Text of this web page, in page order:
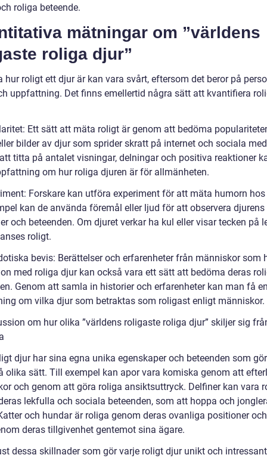
roliga beteende.
mätningar om ”världens
roliga djur”
hur roligt ett djur är kan vara svårt, eftersom det beror på
uppfattning. Det finns emellertid några sätt att kvantifiera
Ett sätt att mäta roligt är genom att bedöma
bilder av djur som sprider skratt på internet och sociala
titta på antalet visningar, delningar och positiva reaktioner
om hur roliga djuren är för allmänheten.
Forskare kan utföra experiment för att mäta humorn hos
kan de använda föremål eller ljud för att observera djurens
och beteenden. Om djuret verkar ha kul eller visar tecken på
roligt.
bevis: Berättelser och erfarenheter från människor som
med roliga djur kan också vara ett sätt att bedöma deras
Genom att samla in historier och erfarenheter kan man få
om vilka djur som betraktas som roligast enligt människor.
om hur olika ”världens roligaste roliga djur” skiljer sig
djur har sina egna unika egenskaper och beteenden som
olika sätt. Till exempel kan apor vara komiska genom att
och genom att göra roliga ansiktsuttryck. Delfiner kan vara
lekfulla och sociala beteenden, som att hoppa och
och hundar är roliga genom deras ovanliga positioner
deras tillgivenhet gentemot sina ägare.
dessa skillnader som gör varje roligt djur unikt och